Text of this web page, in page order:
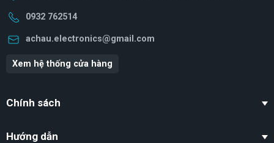
0932 762514
achau.electronics@gmail.com
Xem hệ thống cửa hàng
Chính sách
Hướng dẫn